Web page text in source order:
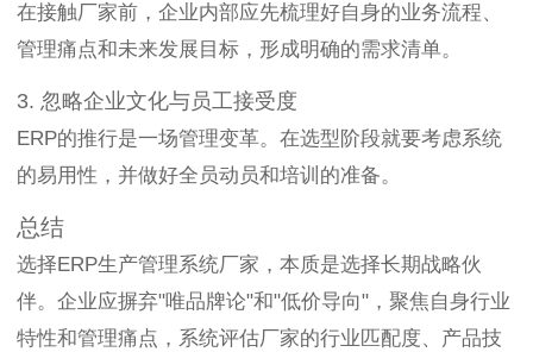
在接触厂家前，企业内部应先梳理好自身的业务流程、
管理痛点和未来发展目标，形成明确的需求清单。
3. 忽略企业文化与员工接受度
ERP的推行是一场管理变革。在选型阶段就要考虑系统
的易用性，并做好全员动员和培训的准备。
总结
选择ERP生产管理系统厂家，本质是选择长期战略伙
伴。企业应摒弃"唯品牌论"和"低价导向"，聚焦自身行业
特性和管理痛点，系统评估厂家的行业匹配度、产品技